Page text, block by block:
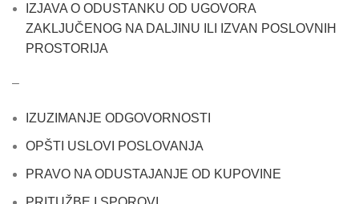
IZJAVA O ODUSTANKU OD UGOVORA
ZAKLJUČENOG NA DALJINU ILI IZVAN POSLOVNIH
PROSTORIJA
–
IZUZIMANJE ODGOVORNOSTI
OPŠTI USLOVI POSLOVANJA
PRAVO NA ODUSTAJANJE OD KUPOVINE